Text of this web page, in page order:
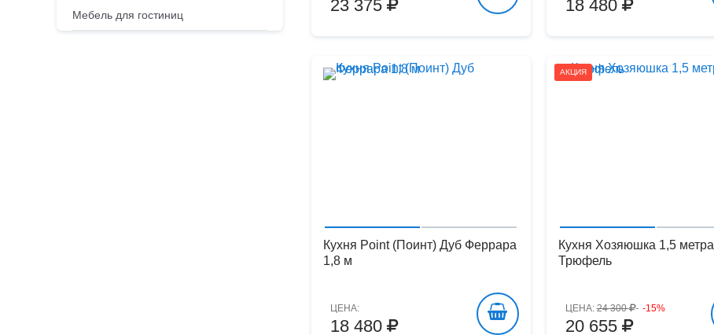
Мебель для гостиниц 23 375 18 480
Кухня Point (Поинт) Дуб Феррара
1,8 м
ЦЕНА:
18 480
АКЦИЯ
Кухня Хозяюшка 1,5 метра
Трюфель
ЦЕНА:24 300 -15%
20 655